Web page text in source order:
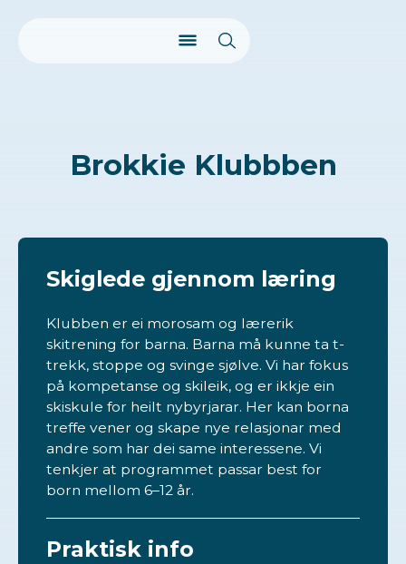
Brokkie Klubbben
Skiglede gjennom læring
Klubben er ei morosam og lærerik
skitrening for barna. Barna må kunne ta t-
trekk, stoppe og svinge sjølve. Vi har fokus
på kompetanse og skileik, og er ikkje ein
skiskule for heilt nybyrjarar. Her kan borna
treffe vener og skape nye relasjonar med
andre som har dei same interessene. Vi
tenkjer at programmet passar best for
born mellom 6–12 år.
Praktisk info